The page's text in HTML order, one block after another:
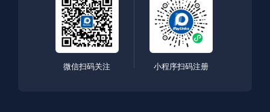
微信扫码关注 小程序扫码注册